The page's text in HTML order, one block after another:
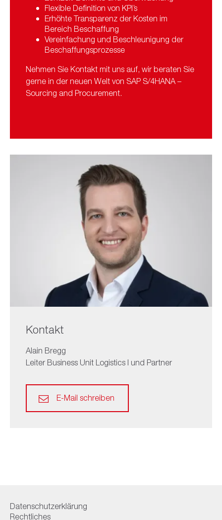
Flexible Definition von KPI’s
Erhöhte Transparenz der Kosten im
Bereich Beschaffung
Vereinfachung und Beschleunigung der
Beschaffungsprozesse
Nehmen Sie Kontakt mit uns auf, wir beraten Sie
gerne in der neuen Welt von SAP S/4HANA –
Sourcing and Procurement.
Kontakt
Alain Bregg
Leiter Business Unit Logistics I und Partner
E-Mail schreiben
Datenschutzerklärung
Rechtliches